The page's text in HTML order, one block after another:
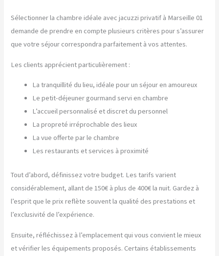
Sélectionner la chambre idéale avec jacuzzi privatif à Marseille 01
demande de prendre en compte plusieurs critères pour s’assurer
que votre séjour correspondra parfaitement à vos attentes.
Les clients apprécient particulièrement :
La tranquillité du lieu, idéale pour un séjour en amoureux
Le petit-déjeuner gourmand servi en chambre
L’accueil personnalisé et discret du personnel
La propreté irréprochable des lieux
La vue offerte par le chambre
Les restaurants et services à proximité
Tout d’abord, définissez votre budget. Les tarifs varient
considérablement, allant de 150€ à plus de 400€ la nuit. Gardez à
l’esprit que le prix reflète souvent la qualité des prestations et
l’exclusivité de l’expérience.
Ensuite, réfléchissez à l’emplacement qui vous convient le mieux
et vérifier les équipements proposés. Certains établissements